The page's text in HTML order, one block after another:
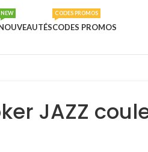
NEW
CODES PROMOS
CODES PROMOS
JAZZ